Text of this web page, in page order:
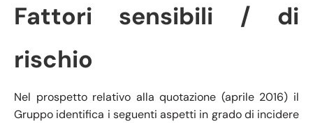
Fattori sensibili / di
rischio
Nel prospetto relativo alla quotazione (aprile 2016) il
Gruppo identifica i seguenti aspetti in grado di incidere